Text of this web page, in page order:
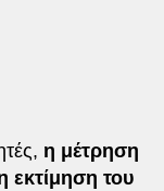
η μέτρηση
εκτίμηση του